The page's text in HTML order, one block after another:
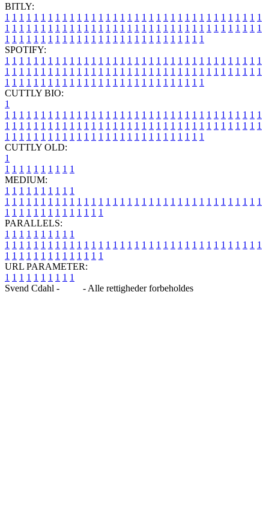
BITLY:
1 1 1 1 1 1 1 1 1 1 1 1 1 1 1 1 1 1 1 1 1 1 1 1 1 1 1 1 1 1 1 1 1 1 1 1
1 1 1 1 1 1 1 1 1 1 1 1 1 1 1 1 1 1 1 1 1 1 1 1 1 1 1 1 1 1 1 1 1 1 1 1
1 1 1 1 1 1 1 1 1 1 1 1 1 1 1 1 1 1 1 1 1 1 1 1 1 1 1 1
SPOTIFY:
1 1 1 1 1 1 1 1 1 1 1 1 1 1 1 1 1 1 1 1 1 1 1 1 1 1 1 1 1 1 1 1 1 1 1 1
1 1 1 1 1 1 1 1 1 1 1 1 1 1 1 1 1 1 1 1 1 1 1 1 1 1 1 1 1 1 1 1 1 1 1 1
1 1 1 1 1 1 1 1 1 1 1 1 1 1 1 1 1 1 1 1 1 1 1 1 1 1 1 1
CUTTLY BIO:
1
1 1 1 1 1 1 1 1 1 1 1 1 1 1 1 1 1 1 1 1 1 1 1 1 1 1 1 1 1 1 1 1 1 1 1 1
1 1 1 1 1 1 1 1 1 1 1 1 1 1 1 1 1 1 1 1 1 1 1 1 1 1 1 1 1 1 1 1 1 1 1 1
1 1 1 1 1 1 1 1 1 1 1 1 1 1 1 1 1 1 1 1 1 1 1 1 1 1 1 1
CUTTLY OLD:
1
1 1 1 1 1 1 1 1 1 1
MEDIUM:
1 1 1 1 1 1 1 1 1 1
1 1 1 1 1 1 1 1 1 1 1 1 1 1 1 1 1 1 1 1 1 1 1 1 1 1 1 1 1 1 1 1 1 1 1 1
1 1 1 1 1 1 1 1 1 1 1 1 1 1
PARALLELS:
1 1 1 1 1 1 1 1 1 1
1 1 1 1 1 1 1 1 1 1 1 1 1 1 1 1 1 1 1 1 1 1 1 1 1 1 1 1 1 1 1 1 1 1 1 1
1 1 1 1 1 1 1 1 1 1 1 1 1 1
URL PARAMETER:
1 1 1 1 1 1 1 1 1 1
Svend Cdahl -
- Alle rettigheder forbeholdes